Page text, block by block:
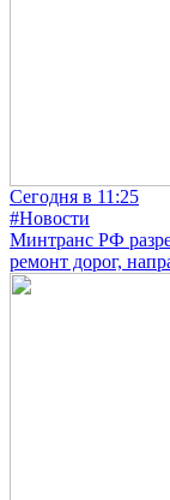
Сегодня в 11:25
#Новости
Минтранс РФ
ремонт дорог,